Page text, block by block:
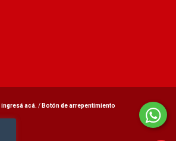
ingresá acá. / Botón de arrepentimiento